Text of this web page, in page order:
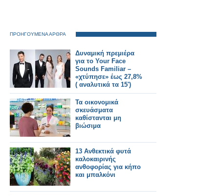
ΠΡΟΗΓΟΥΜΕΝΑ ΑΡΘΡΑ
Δυναμική πρεμιέρα
για το Your Face
Sounds Familiar –
«χτύπησε» έως 27,8%
( αναλυτικά τα 15')
Τα οικονομικά
σκευάσματα
καθίστανται μη
βιώσιμα
13 Ανθεκτικά φυτά
καλοκαιρινής
ανθοφορίας για κήπο
και μπαλκόνι